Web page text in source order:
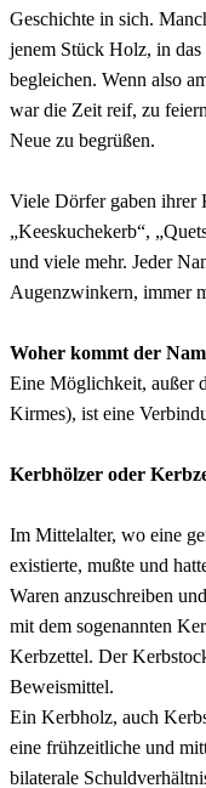
Geschichte in sich.
jenem Stück Holz, in das
begleichen. Wenn also
war die Zeit reif, zu
Neue zu begrüßen.
Viele Dörfer gaben ihrer
„Keeskuchekerb“,
und viele mehr. Jeder
Augenzwinkern, immer
Woher kommt der
Eine Möglichkeit, außer
Kirmes), ist eine
Kerbhölzer oder
Im Mittelalter, wo eine
existierte, mußte und
Waren anzuschreiben
mit dem sogenannten
Kerbzettel. Der
Beweismittel.
Ein Kerbholz, auch
eine frühzeitliche und
bilaterale